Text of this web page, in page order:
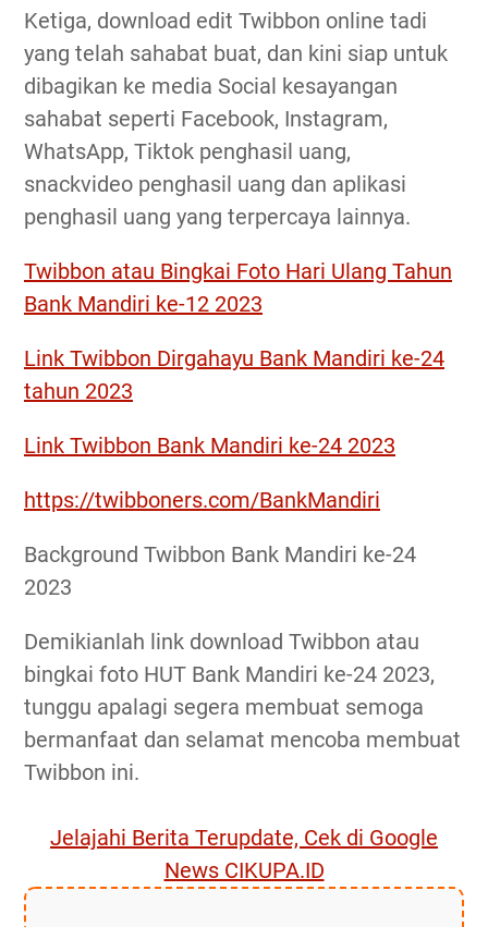
Ketiga, download edit Twibbon online tadi
yang telah sahabat buat, dan kini siap untuk
dibagikan ke media Social kesayangan
sahabat seperti Facebook, Instagram,
WhatsApp, Tiktok penghasil uang,
snackvideo penghasil uang dan aplikasi
penghasil uang yang terpercaya lainnya.
Twibbon atau Bingkai Foto Hari Ulang Tahun
Bank Mandiri ke-12 2023
Link Twibbon Dirgahayu Bank Mandiri ke-24
tahun 2023
Link Twibbon Bank Mandiri ke-24 2023
https://twibboners.com/BankMandiri
Background Twibbon Bank Mandiri ke-24
2023
Demikianlah link download Twibbon atau
bingkai foto HUT Bank Mandiri ke-24 2023,
tunggu apalagi segera membuat semoga
bermanfaat dan selamat mencoba membuat
Twibbon ini.
Jelajahi Berita Terupdate, Cek di Google
News CIKUPA.ID